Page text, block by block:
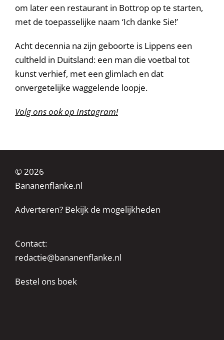
om later een restaurant in Bottrop op te starten,
met de toepasselijke naam ‘Ich danke Sie!’
Acht decennia na zijn geboorte is Lippens een
cultheld in Duitsland: een man die voetbal tot
kunst verhief, met een glimlach en dat
onvergetelijke waggelende loopje.
Volg ons ook op Instagram!
© 2026
Bananenflanke.nl
Adverteren? Bekijk de mogelijkheden
Contact:
redactie@bananenflanke.nl
Bestel ons boek